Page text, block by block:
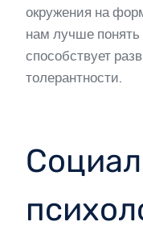
окружения на
нам лучше понять
способствует
толерантности.